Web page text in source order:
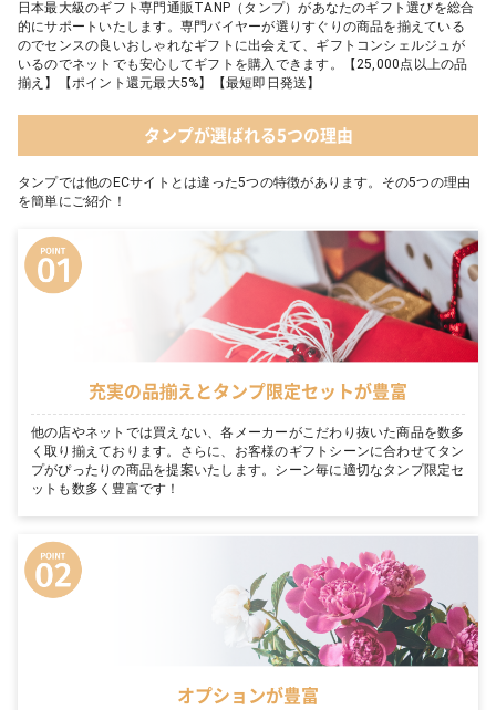
日本最大級のギフト専門通販TANP（タンプ）があなたのギフト選びを総合
的にサポートいたします。専門バイヤーが選りすぐりの商品を揃えている
のでセンスの良いおしゃれなギフトに出会えて、ギフトコンシェルジュが
いるのでネットでも安心してギフトを購入できます。【25,000点以上の品
揃え】【ポイント還元最大5%】【最短即日発送】
タンプが選ばれる5つの理由
タンプでは他のECサイトとは違った5つの特徴があります。その5つの理由
を簡単にご紹介！
充実の品揃えとタンプ限定セットが豊富
他の店やネットでは買えない、各メーカーがこだわり抜いた商品を数多
く取り揃えております。さらに、お客様のギフトシーンに合わせてタン
プがぴったりの商品を提案いたします。シーン毎に適切なタンプ限定セ
ットも数多く豊富です！
オプションが豊富